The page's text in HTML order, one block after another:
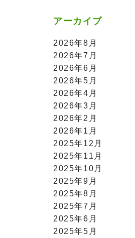
アーカイブ
2026年8月
2026年7月
2026年6月
2026年5月
2026年4月
2026年3月
2026年2月
2026年1月
2025年12月
2025年11月
2025年10月
2025年9月
2025年8月
2025年7月
2025年6月
2025年5月